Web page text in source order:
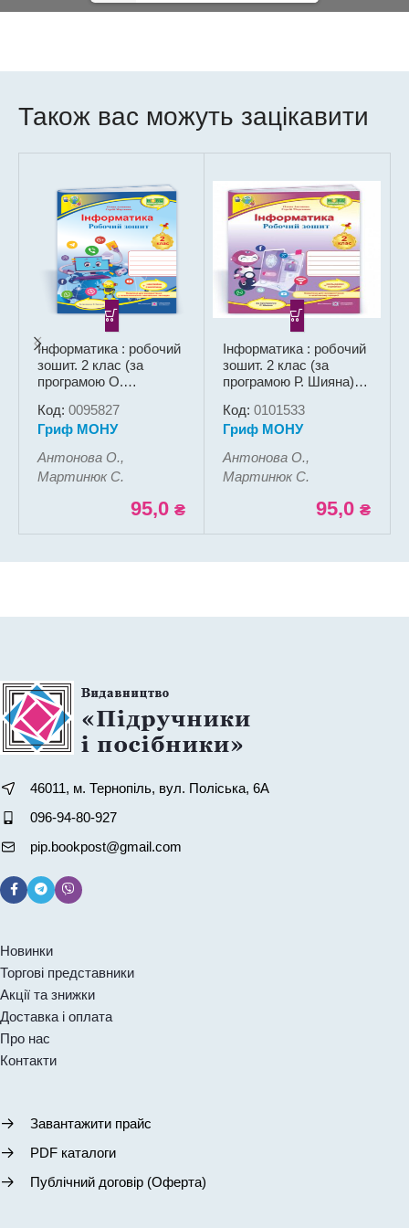
Також вас можуть зацікавити
Інформатика : робочий
зошит. 2 клас (за
програмою О.
Код: 0095827
Гриф МОНУ
Антонова О.,
Мартинюк С.
95,0 ₴
Інформатика : робочий
зошит. 2 клас (за
програмою Р. Шияна) +
Код: 0101533
Гриф МОНУ
Антонова О.,
Мартинюк С.
95,0 ₴
46011, м. Тернопіль, вул. Поліська, 6А
096-94-80-927
pip.bookpost@gmail.com
Новинки
Торгові представники
Акції та знижки
Доставка і оплата
Про нас
Контакти
Завантажити прайс
PDF каталоги
Публічний договір (Оферта)